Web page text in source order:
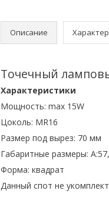
Описание
Точечный
Характеристики
Мощность: max 15W
Цоколь: MR16
Размер под вырез: 70 мм
Габаритные размеры:
Форма: квадрат
Данный спот не